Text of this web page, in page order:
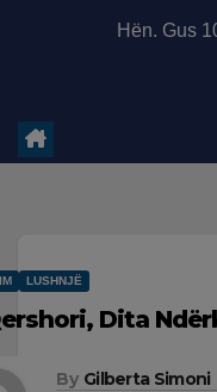
Hën. Gus
LUSHNJË
Dita
By Gilberta Simoni